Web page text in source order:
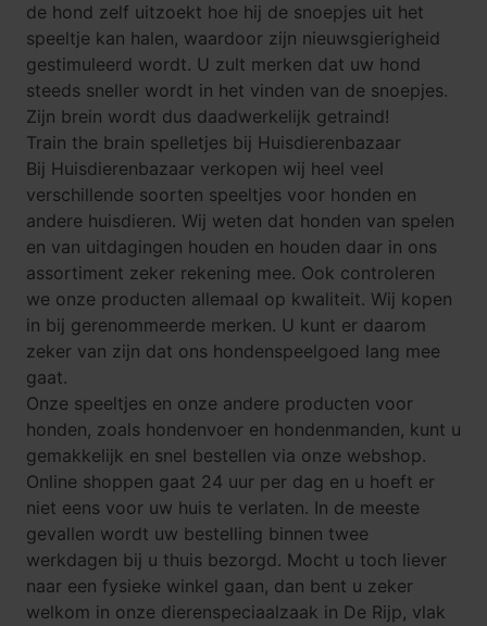
de hond zelf uitzoekt hoe hij de snoepjes uit het
speeltje kan halen, waardoor zijn nieuwsgierigheid
gestimuleerd wordt. U zult merken dat uw hond
steeds sneller wordt in het vinden van de snoepjes.
Zijn brein wordt dus daadwerkelijk getraind!
Train the brain spelletjes bij Huisdierenbazaar
Bij Huisdierenbazaar verkopen wij heel veel
verschillende soorten speeltjes voor honden en
andere huisdieren. Wij weten dat honden van spelen
en van uitdagingen houden en houden daar in ons
assortiment zeker rekening mee. Ook controleren
we onze producten allemaal op kwaliteit. Wij kopen
in bij gerenommeerde merken. U kunt er daarom
zeker van zijn dat ons hondenspeelgoed lang mee
gaat.
Onze speeltjes en onze andere producten voor
honden, zoals hondenvoer en hondenmanden, kunt u
gemakkelijk en snel bestellen via onze webshop.
Online shoppen gaat 24 uur per dag en u hoeft er
niet eens voor uw huis te verlaten. In de meeste
gevallen wordt uw bestelling binnen twee
werkdagen bij u thuis bezorgd. Mocht u toch liever
naar een fysieke winkel gaan, dan bent u zeker
welkom in onze dierenspeciaalzaak in De Rijp, vlak